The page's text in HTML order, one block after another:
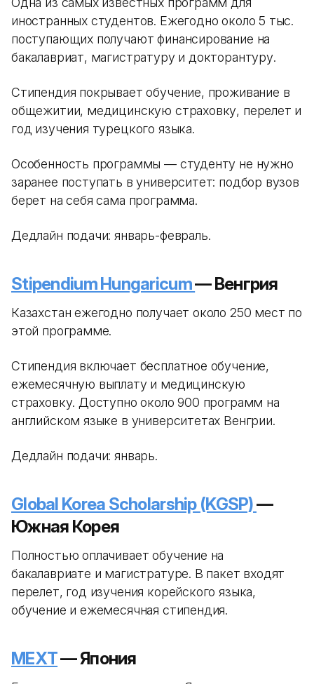
иностранных студентов. Ежегодно около 5 тыс.
поступающих получают финансирование на
бакалавриат, магистратуру и докторантуру.
Стипендия покрывает обучение, проживание в
общежитии, медицинскую страховку, перелет и
год изучения турецкого языка.
Особенность программы — студенту не нужно
заранее поступать в университет: подбор вузов
берет на себя сама программа.
Дедлайн подачи: январь-февраль.
Stipendium Hungaricum— Венгрия
Казахстан ежегодно получает около 250 мест по
этой программе.
Стипендия включает бесплатное обучение,
ежемесячную выплату и медицинскую
страховку. Доступно около 900 программ на
английском языке в университетах Венгрии.
Дедлайн подачи: январь.
Global Korea Scholarship (KGSP)—
Южная Корея
Полностью оплачивает обучение на
бакалавриате и магистратуре. В пакет входят
перелет, год изучения корейского языка,
обучение и ежемесячная стипендия.
MEXT— Япония